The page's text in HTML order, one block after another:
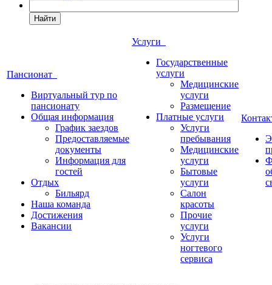
Найти
Пансионат
Виртуальный тур по
пансионату
Общая информация
График заездов
Предоставляемые
документы
Информация для
гостей
Отдых
Бильярд
Наша команда
Достижения
Вакансии
Услуги
Государственные
услуги
Медицинские
услуги
Размещение
Платные услуги
Услуги
пребывания
Медицинские
услуги
Бытовые
услуги
Салон
красоты
Прочие
услуги
Услуги
ногтевого
сервиса